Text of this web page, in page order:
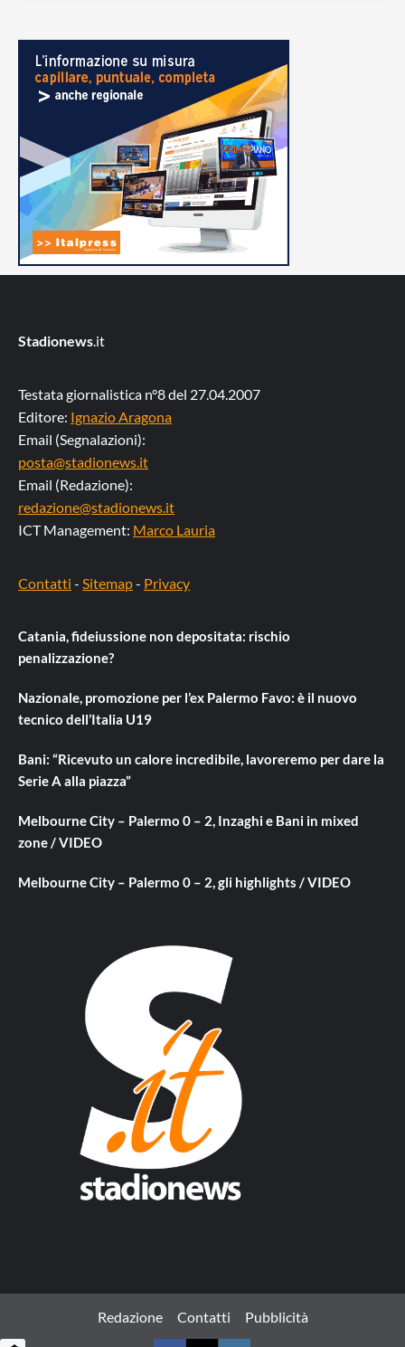
Stadionews.it
Testata giornalistica n°8 del 27.04.2007
Editore: Ignazio Aragona
Email (Segnalazioni):
posta@stadionews.it
Email (Redazione):
redazione@stadionews.it
ICT Management: Marco Lauria
Contatti - Sitemap- Privacy
Catania, fideiussione non depositata: rischio
penalizzazione?
Nazionale, promozione per l’ex Palermo Favo: è il nuovo
tecnico dell’Italia U19
Bani: “Ricevuto un calore incredibile, lavoreremo per dare la
Serie A alla piazza”
Melbourne City – Palermo 0 – 2, Inzaghi e Bani in mixed
zone / VIDEO
Melbourne City – Palermo 0 – 2, gli highlights / VIDEO
Redazione Contatti Pubblicità